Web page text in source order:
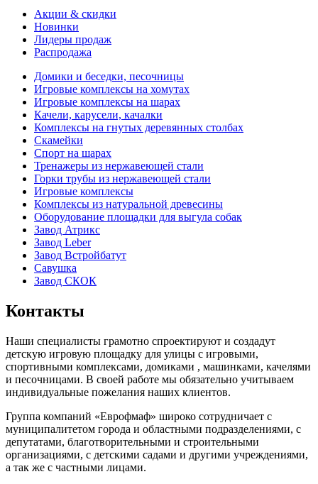
Акции & скидки
Новинки
Лидеры продаж
Распродажа
Домики и беседки, песочницы
Игровые комплексы на хомутах
Игровые комплексы на шарах
Качели, карусели, качалки
Комплексы на гнутых деревянных столбах
Скамейки
Спорт на шарах
Тренажеры из нержавеющей стали
Горки трубы из нержавеющей стали
Игровые комплексы
Комплексы из натуральной древесины
Оборудование площадки для выгула собак
Завод Атрикс
Завод Leber
Завод Встройбатут
Савушка
Завод СКОК
Контакты
Наши специалисты грамотно спроектируют и создадут
детскую игровую площадку для улицы с игровыми,
спортивными комплексами, домиками , машинками, качелями
и песочницами. В своей работе мы обязательно учитываем
индивидуальные пожелания наших клиентов.
Группа компаний «Еврофмаф» широко сотрудничает с
муниципалитетом города и областными подразделениями, с
депутатами, благотворительными и строительными
организациями, с детскими садами и другими учреждениями,
а так же с частными лицами.